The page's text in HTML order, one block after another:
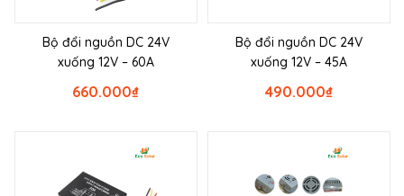
Bộ đổi nguồn DC 24V
xuống 12V – 60A
₫
660.000
Bộ đổi nguồn DC 24V
xuống 12V – 45A
₫
490.000